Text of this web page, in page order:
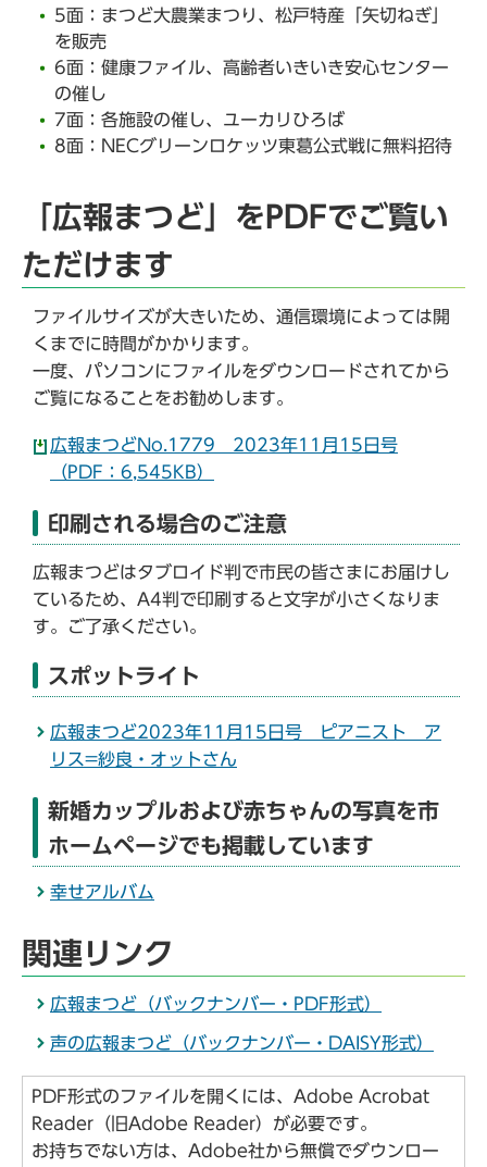
5面：まつど大農業まつり、松戸特産「矢切ねぎ」
を販売
6面：健康ファイル、高齢者いきいき安心センター
の催し
7面：各施設の催し、ユーカリひろば
8面：NECグリーンロケッツ東葛公式戦に無料招待
「広報まつど」をPDFでご覧い
ただけます
ファイルサイズが大きいため、通信環境によっては開
くまでに時間がかかります。
一度、パソコンにファイルをダウンロードされてから
ご覧になることをお勧めします。
広報まつどNo.1779 2023年11月15日号
（PDF：6,545KB）
印刷される場合のご注意
広報まつどはタブロイド判で市民の皆さまにお届けし
ているため、A4判で印刷すると文字が小さくなりま
す。ご了承ください。
スポットライト
広報まつど2023年11月15日号 ピアニスト ア
リス=紗良・オットさん
新婚カップルおよび赤ちゃんの写真を市
ホームページでも掲載しています
幸せアルバム
関連リンク
広報まつど（バックナンバー・PDF形式）
声の広報まつど（バックナンバー・DAISY形式）
PDF形式のファイルを開くには、Adobe Acrobat
Reader（旧Adobe Reader）が必要です。
お持ちでない方は、Adobe社から無償でダウンロー